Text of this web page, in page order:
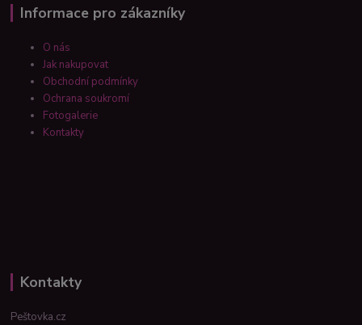
Informace pro zákazníky
O nás
Jak nakupovat
Obchodní podmínky
Ochrana soukromí
Fotogalerie
Kontakty
Kontakty
Peštovka.cz